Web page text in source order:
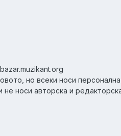
но всеки носи
носи авторска и